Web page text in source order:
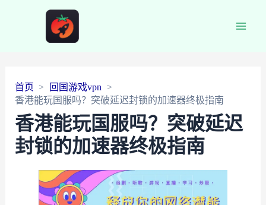
首页
回国游戏vpn
香港能玩国服吗？突破延迟封锁的加速器终极指南
香港能玩国服吗？突破延迟
封锁的加速器终极指南